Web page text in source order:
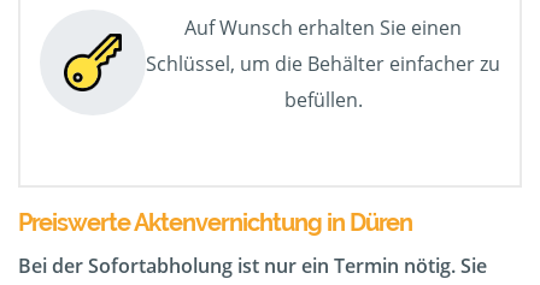
Auf Wunsch erhalten Sie einen
Schlüssel, um die Behälter einfacher zu
befüllen.
Preiswerte Aktenvernichtung in Düren
Bei der Sofortabholung ist nur ein Termin nötig. Sie